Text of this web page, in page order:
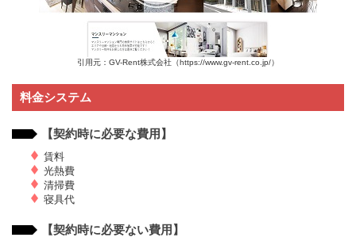
引用元：GV-Rent株式会社（https://www.gv-rent.co.jp/）
料金システム
【契約時に必要な費用】
賃料
光熱費
清掃費
寝具代
【契約時に必要ない費用】